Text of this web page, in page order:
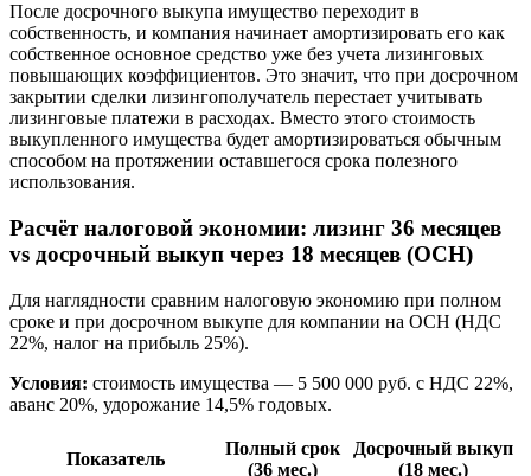
После досрочного выкупа имущество переходит в
собственность, и компания начинает амортизировать его как
собственное основное средство уже без учета лизинговых
повышающих коэффициентов. Это значит, что при досрочном
закрытии сделки лизингополучатель перестает учитывать
лизинговые платежи в расходах. Вместо этого стоимость
выкупленного имущества будет амортизироваться обычным
способом на протяжении оставшегося срока полезного
использования.
Расчёт налоговой экономии: лизинг 36 месяцев
vs досрочный выкуп через 18 месяцев (ОСН)
Для наглядности сравним налоговую экономию при полном
сроке и при досрочном выкупе для компании на ОСН (НДС
22%, налог на прибыль 25%).
Условия: стоимость имущества — 5 500 000 руб. с НДС 22%,
аванс 20%, удорожание 14,5% годовых.
Показатель
Полный срок
(36 мес.)
Досрочный выкуп
(18 мес.)